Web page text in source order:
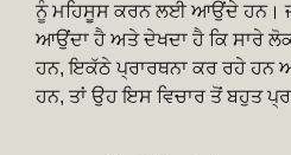
ਨੂੰ ਮਹਿਸੂਸ ਕਰਨ ਲਈ ਆਉਂਦੇ ਹਨ।
ਆਉਂਦਾ ਹੈ ਅਤੇ ਦੇਖਦਾ ਹੈ ਕਿ ਸਾਰੇ
ਹਨ, ਇਕੱਠੇ ਪ੍ਰਾਰਥਨਾ ਕਰ ਰਹੇ ਹਨ
ਹਨ, ਤਾਂ ਉਹ ਇਸ ਵਿਚਾਰ ਤੋਂ ਬਹੁਤ